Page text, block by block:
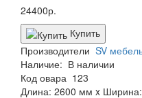
24400р.
Купить
Производители SV
Наличие: В наличии
Код овара 123
Длина: 2600 мм x